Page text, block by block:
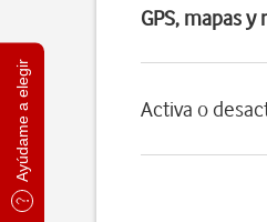
Ayúdame a elegir
GPS, mapas y
Activa o